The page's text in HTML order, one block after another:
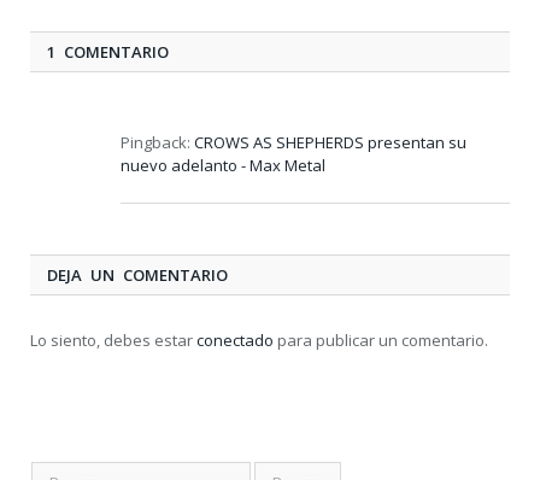
1 COMENTARIO
Pingback: CROWS AS SHEPHERDS presentan su
nuevo adelanto - Max Metal
DEJA UN COMENTARIO
Lo siento, debes estarconectado para publicar un comentario.